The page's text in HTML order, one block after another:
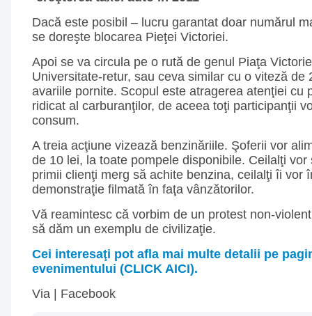
Dacă este posibil – lucru garantat doar numărul
se doreşte blocarea Pieţei Victoriei.
Apoi se va circula pe o rută de genul Piaţa
Universitate-retur, sau ceva similar cu o viteză de
avariile pornite. Scopul este atragerea atenţiei cu
ridicat al carburanţilor, de aceea toţi participanţii
consum.
A treia acţiune vizează benzinăriile. Şoferii vor
de 10 lei, la toate pompele disponibile. Ceilalţi vor
primii clienţi merg să achite benzina, ceilalţi îi vor
demonstraţie filmată în faţa vânzătorilor.
Vă reamintesc că vorbim de un protest non-
să dăm un exemplu de civilizaţie.
Cei interesaţi pot afla mai multe detalii pe
evenimentului (CLICK AICI).
Via | Facebook